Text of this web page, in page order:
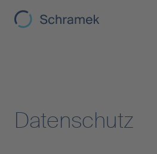
Home-Schramek Bad GmbH
Datenschutz